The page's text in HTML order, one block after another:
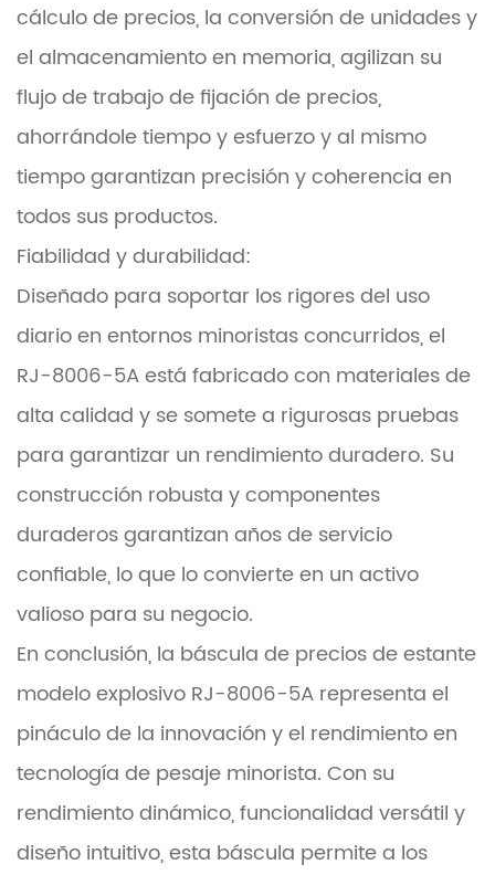
cálculo de precios, la conversión de unidades y
el almacenamiento en memoria, agilizan su
flujo de trabajo de fijación de precios,
ahorrándole tiempo y esfuerzo y al mismo
tiempo garantizan precisión y coherencia en
todos sus productos.
Fiabilidad y durabilidad:
Diseñado para soportar los rigores del uso
diario en entornos minoristas concurridos, el
RJ-8006-5A está fabricado con materiales de
alta calidad y se somete a rigurosas pruebas
para garantizar un rendimiento duradero. Su
construcción robusta y componentes
duraderos garantizan años de servicio
confiable, lo que lo convierte en un activo
valioso para su negocio.
En conclusión, la báscula de precios de estante
modelo explosivo RJ-8006-5A representa el
pináculo de la innovación y el rendimiento en
tecnología de pesaje minorista. Con su
rendimiento dinámico, funcionalidad versátil y
diseño intuitivo, esta báscula permite a los